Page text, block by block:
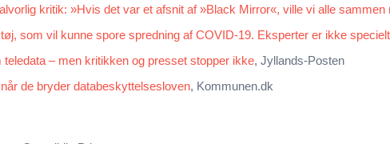
kritik: »Hvis det var et afsnit af »Black Mirror«, ville vi alle sammen
som vil kunne spore spredning af COVID-19. Eksperter er ikke
teledata – men kritikken og presset stopper ikke, Jyllands-Posten
de bryder databeskyttelsesloven, Kommunen.dk